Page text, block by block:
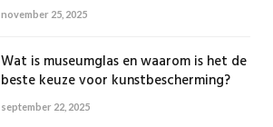
november 25, 2025
Wat is museumglas en waarom is het de
beste keuze voor kunstbescherming?
september 22, 2025